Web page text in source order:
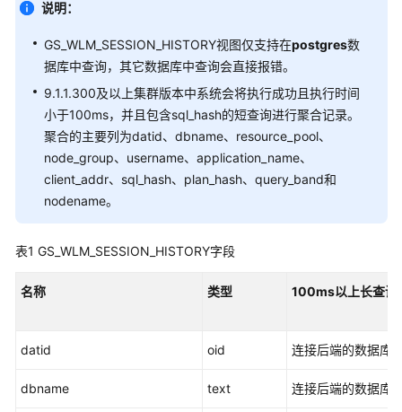
品
介
绍
计
明
快
速
门
户
南
说明：
GS_WLM_SESSION_HISTORY视图仅支持在postgres数
据库中查询，其它数据库中查询会直接报错。
9.1.1.300及以上集群版本中系统会将执行成功且执行时间
小于100ms，并且包含sql_hash的短查询进行聚合记录。
聚合的主要列为datid、dbname、resource_pool、
node_group、username、application_name、
client_addr、sql_hash、plan_hash、query_band和
nodename。
表1 GS_WLM_SESSION_HISTORY字段
名称 类型 100ms以上长查询
datid oid 连接后端的数据库
dbname text 连接后端的数据库